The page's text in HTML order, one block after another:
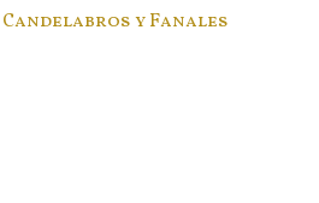
Candelabros y Fanales